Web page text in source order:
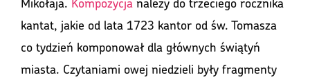
kantat, jakie od lata 1723 kantor od św. Tomasza
co tydzień komponował dla głównych świątyń
miasta. Czytaniami owej niedzieli były fragmenty